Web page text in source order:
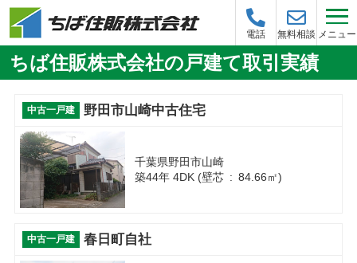
電話 無料相談 メニュー
ちば住販株式会社の戸建て取引実績
中古一戸建 野田市山崎中古住宅
千葉県野田市山崎
築44年 4DK (壁芯 : 84.66㎡)
中古一戸建 春日町自社